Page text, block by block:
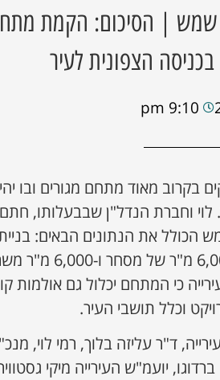
שמש | הסיכום: הקמת
הצפונית לעיר
9:10 pm
בקרוב מאוד מתחם מגורים ובו
לוי וחברת הנדל"ן שבבעלותו,
הכולל את הנתונים הבאים:
הצפונית של בית שמש
כי המתחם יכלול גם אולמות
וכלל תושבי העיר.
ד"ר עליזה בלוך, רמי לוי,
יועמ"ש העירייה מיקי